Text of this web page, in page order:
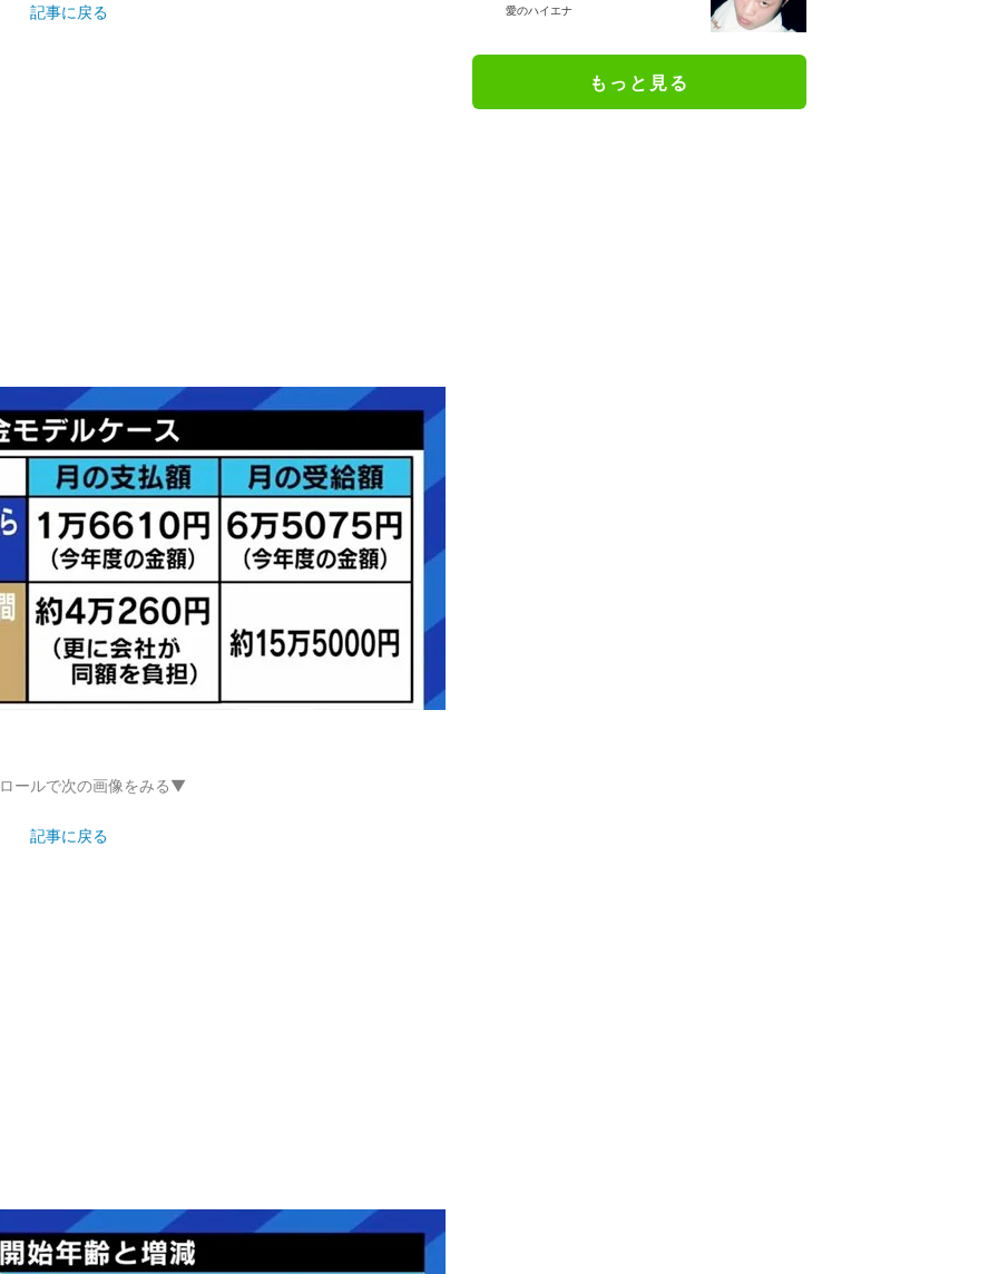
記事に戻る
ールで次の画像をみる▼
記事に戻る
愛のハイエナ
もっと見る